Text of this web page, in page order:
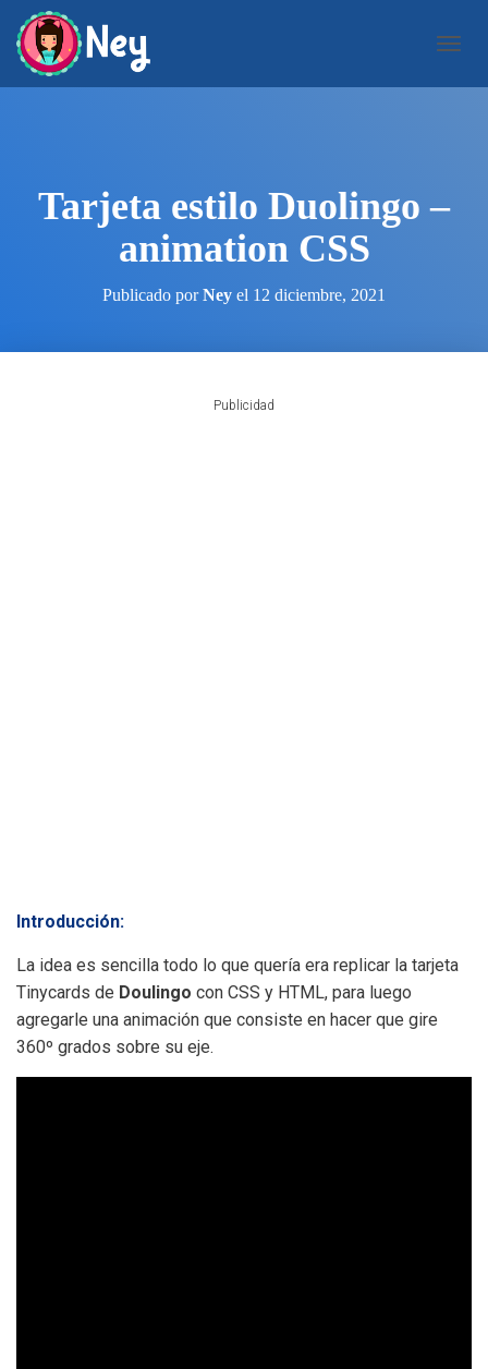
M
A
Tarjeta estilo Duolingo –
animation CSS
Publicado porNey el 12 diciembre, 2021
Publicidad
Introducción:
La idea es sencilla todo lo que quería era replicar la tarjeta
Tinycards de Doulingo con CSS y HTML, para luego
agregarle una animación que consiste en hacer que gire
360º grados sobre su eje.